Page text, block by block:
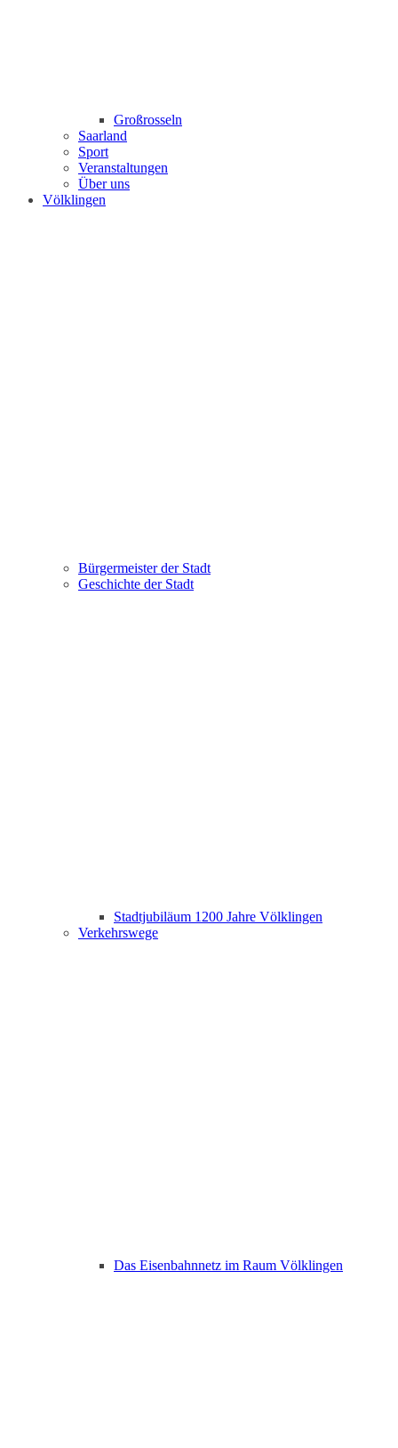
Großrosseln
Saarland
Sport
Veranstaltungen
Über uns
Völklingen
Bürgermeister der Stadt
Geschichte der Stadt
Stadtjubiläum 1200 Jahre Völklingen
Verkehrswege
Das Eisenbahnnetz im Raum Völklingen